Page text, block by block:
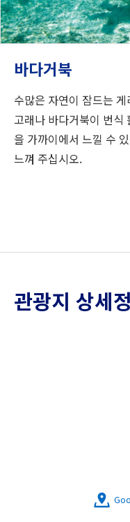
바다거북
수많은 자연이 잠드는
고래나 바다거북이 번식
을 가까이에서 느낄 수
느껴 주십시오.
관광지 상세